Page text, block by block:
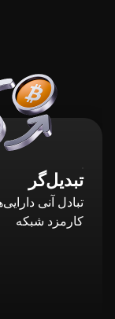
تبدیل‌گر
تبادل آنی
کارمزد شبکه